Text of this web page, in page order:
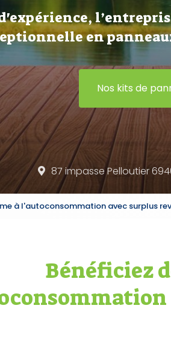
en
Nos kits de
87 impasse Pelloutier
à l'autoconsommation avec surplus
Bénéficiez